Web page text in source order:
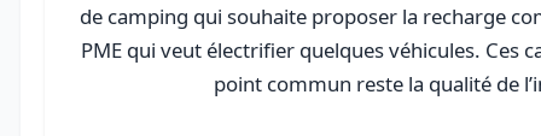
de camping qui souhaite proposer la recharge
PME qui veut électrifier quelques véhicules. Ces
point commun reste la qualité de